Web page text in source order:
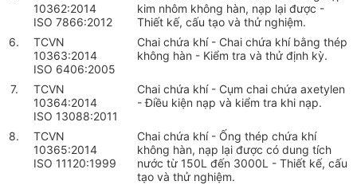
10362:2014
ISO 7866:2012
kim nhôm không hàn, nạp lại được -
Thiết kế, cấu tạo và thử nghiệm.
6.
TCVN
10363:2014
ISO 6406:2005
Chai chứa khí - Chai chứa khí bằng thép
không hàn - Kiểm tra và thử định kỳ.
7.
TCVN
10364:2014
ISO 13088:2011
Chai chứa khí - Cụm chai chứa axetylen
- Điều kiện nạp và kiểm tra khi nạp.
8.
TCVN
10365:2014
ISO 11120:1999
Chai chứa khí - Ống thép chứa khí
không hàn, nạp lại được có dung tích
nước từ 150L đến 3000L - Thiết kế, cấu
tạo và thử nghiệm.